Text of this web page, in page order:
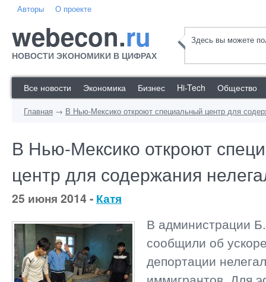
Авторы О проекте
webecon.ru
НОВОСТИ ЭКОНОМИКИ В ЦИФРАХ
Здесь вы можете
Все новости Экономика Бизнес Hi-Tech Общество
Главная → В Нью-Мексико откроют специальный центр для
В Нью-Мексико откроют
центр для содержания
25 июня 2014 - Катя
В администрации
сообщили об
депортации